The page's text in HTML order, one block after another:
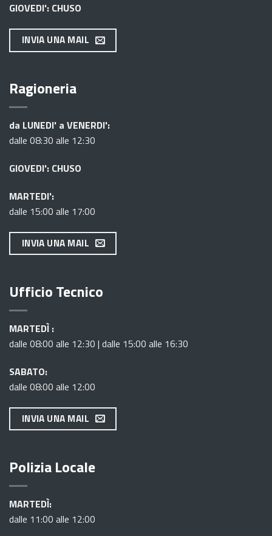
GIOVEDI': CHUSO
INVIA UNA MAIL
Ragioneria
da LUNEDI' a VENERDI':
dalle 08:30 alle 12:30
GIOVEDI': CHUSO
MARTEDI':
dalle 15:00 alle 17:00
INVIA UNA MAIL
Ufficio Tecnico
MARTEDÌ :
dalle 08:00 alle 12:30 | dalle 15:00 alle 16:30
SABATO:
dalle 08:00 alle 12:00
INVIA UNA MAIL
Polizia Locale
MARTEDÌ:
dalle 11:00 alle 12:00